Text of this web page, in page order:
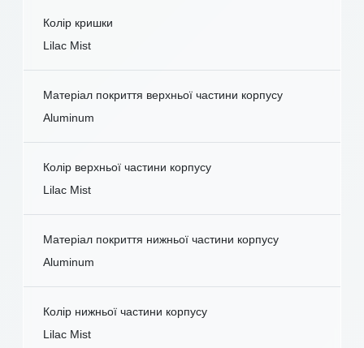
Колір кришки
Lilac Mist
Матеріал покриття верхньої частини корпусу
Aluminum
Колір верхньої частини корпусу
Lilac Mist
Матеріал покриття нижньої частини корпусу
Aluminum
Колір нижньої частини корпусу
Lilac Mist